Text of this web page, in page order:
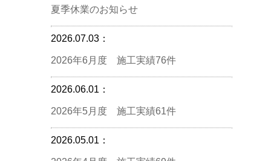
夏季休業のお知らせ
2026.07.03：
2026年6月度 施工実績76件
2026.06.01：
2026年5月度 施工実績61件
2026.05.01：